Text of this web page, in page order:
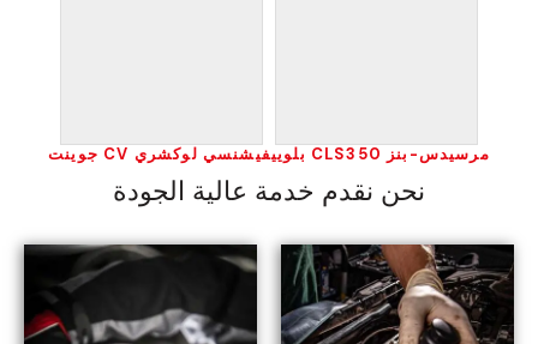
مرسيدس-بنز CLS350 بلوييفيشنسي لوكشري CV جوينت
نحن نقدم خدمة عالية الجودة